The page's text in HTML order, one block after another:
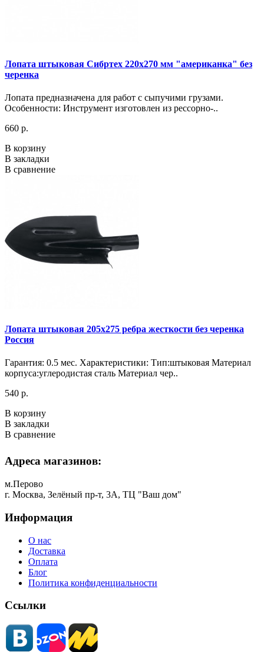
Лопата штыковая Сибртех 220х270 мм "американка" без
черенка
Лопата предназначена для работ с сыпучими грузами.
Особенности: Инструмент изготовлен из рессорно-..
660 р.
В корзину
В закладки
В сравнение
Лопата штыковая 205х275 ребра жесткости без черенка
Россия
Гарантия: 0.5 мес. Характеристики: Тип:штыковая Материал
корпуса:углеродистая сталь Материал чер..
540 р.
В корзину
В закладки
В сравнение
Адреса магазинов:
м.Перово
г. Москва, Зелёный пр-т, 3А, ТЦ "Ваш дом"
Информация
О нас
Доставка
Оплата
Блог
Политика конфиденциальности
Ссылки